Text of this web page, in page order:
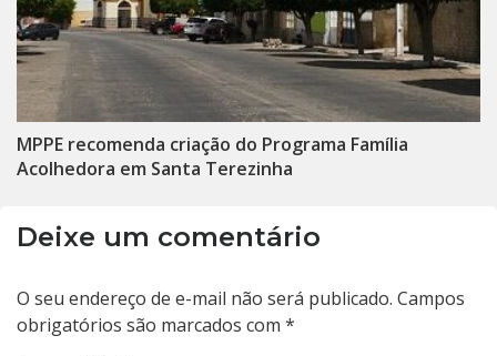
MPPE recomenda criação do Programa Família
Acolhedora em Santa Terezinha
Deixe um comentário
O seu endereço de e-mail não será publicado. Campos
obrigatórios são marcados com *